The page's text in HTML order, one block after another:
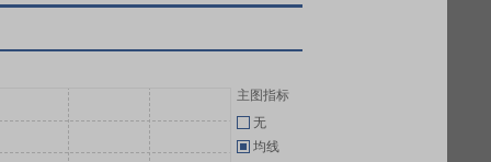
主图指标
无
均线